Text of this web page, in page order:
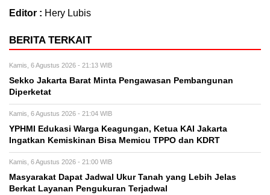
Editor : Hery Lubis
BERITA TERKAIT
Kamis, 6 Agustus 2026 - 21:13 WIB
Sekko Jakarta Barat Minta Pengawasan Pembangunan
Diperketat
Kamis, 6 Agustus 2026 - 21:04 WIB
YPHMI Edukasi Warga Keagungan, Ketua KAI Jakarta
Ingatkan Kemiskinan Bisa Memicu TPPO dan KDRT
Kamis, 6 Agustus 2026 - 21:00 WIB
Masyarakat Dapat Jadwal Ukur Tanah yang Lebih Jelas
Berkat Layanan Pengukuran Terjadwal